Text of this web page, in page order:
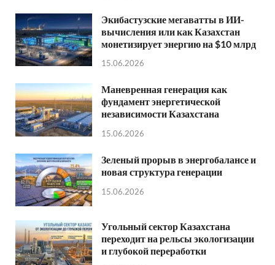
Экибастузские мегаватты в ИИ-
вычисления или как Казахстан
монетизирует энергию на $10 млрд
15.06.2026
Маневренная генерация как
фундамент энергетической
независимости Казахстана
15.06.2026
Зеленый прорыв в энергобалансе и
новая структура генерации
15.06.2026
Угольный сектор Казахстана
переходит на рельсы экологизации
и глубокой переработки